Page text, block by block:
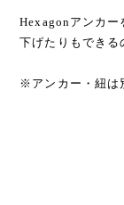
Hexagonアンカー
下げたりもできる
※アンカー・紐は